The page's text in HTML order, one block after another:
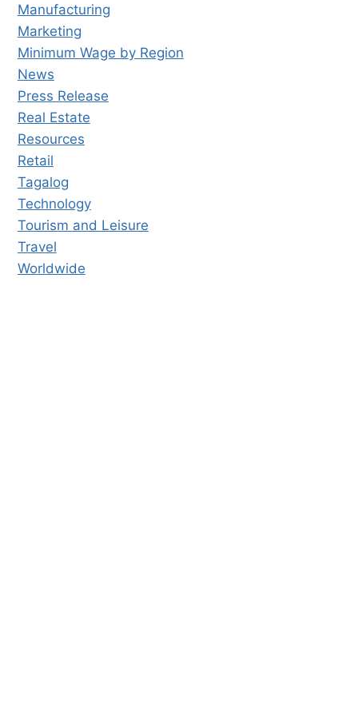
Manufacturing
Marketing
Minimum Wage by Region
News
Press Release
Real Estate
Resources
Retail
Tagalog
Technology
Tourism and Leisure
Travel
Worldwide